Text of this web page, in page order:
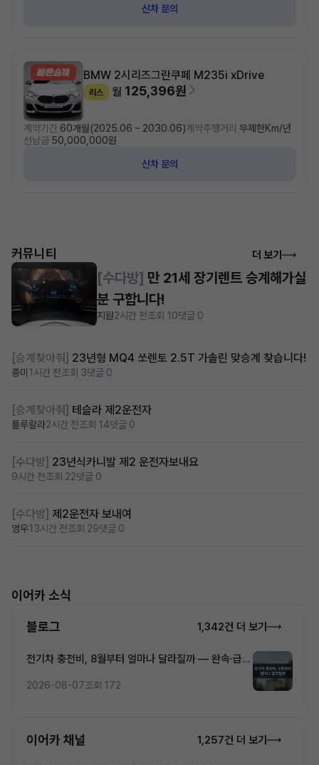
신차 문의
BMW 2시리즈그란쿠페 M235i xDrive
리스 월 125,396원
계약기간 60개월(2025.06 ~ 2030.06)계약주행거리 무제한Km/년
선납금 50,000,000원
신차 문의
커뮤니티 더 보기
[승계찾아줘] 23년형 MQ4 쏘렌토 2.5T 가솔린 맞승계 찾습니다!
종미 1시간 전조회 3댓글 0
[승계찾아줘] 테슬라 제2운전자
룰루랄라2시간 전조회 14댓글 0
[수다방] 23년식카니발 제2 운전자보내요
9시간 전조회 22댓글 0
[수다방] 제2운전자 보내여
영우13시간 전조회 29댓글 0
[수다방] 만 21세 장기렌트 승계해가실
분 구합니다!
지원2시간 전조회 10댓글 0
이어카 소식
블로그 1,342건 더 보기
전기차 충전비, 8월부터 얼마나 달라질까 — 완속·급속
2026-08-07조회 172
이어카 채널 1,257건 더 보기